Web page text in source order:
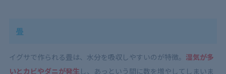
畳
イグサで作られる畳は、水分を吸収しやすいのが特徴。 湿気が多
いとカビやダニが発生 し、あっという間に数を増やしてしまいま